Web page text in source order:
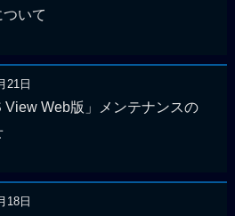
いて
21日
View Web版」メンテナンスの
18日